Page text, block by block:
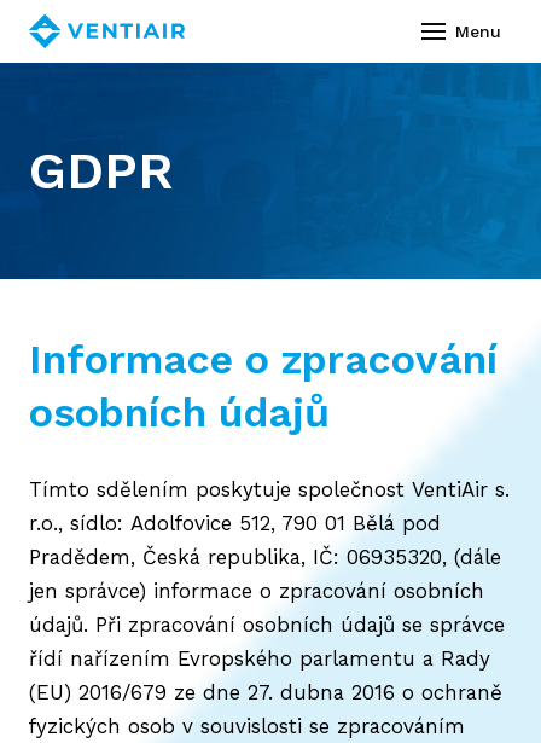
Menu
Videa
GDPR
Informace o zpracování
osobních údajů
Tímto sdělením poskytuje společnost VentiAir s.
r.o., sídlo: Adolfovice 512, 790 01 Bělá pod
Pradědem, Česká republika, IČ: 06935320, (dále
jen správce) informace o zpracování osobních
údajů. Při zpracování osobních údajů se správce
řídí nařízením Evropského parlamentu a Rady
(EU) 2016/679 ze dne 27. dubna 2016 o ochraně
fyzických osob v souvislosti se zpracováním